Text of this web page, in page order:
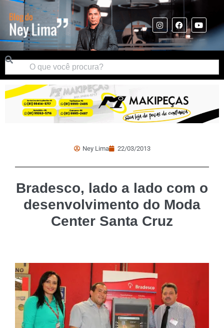
Ney Lima 22/03/2013
Bradesco, lado a lado com o
desenvolvimento do Moda
Center Santa Cruz